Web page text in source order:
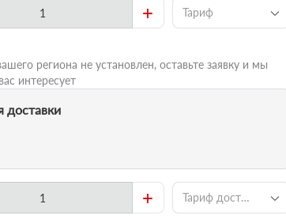
+ Тариф
региона не установлен, оставьте заявку и мы
интересует
доставки
+ Тариф доставки